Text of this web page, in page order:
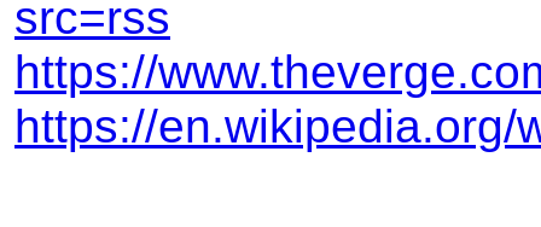
src=rss
https://
https://en.wikipedia.org/